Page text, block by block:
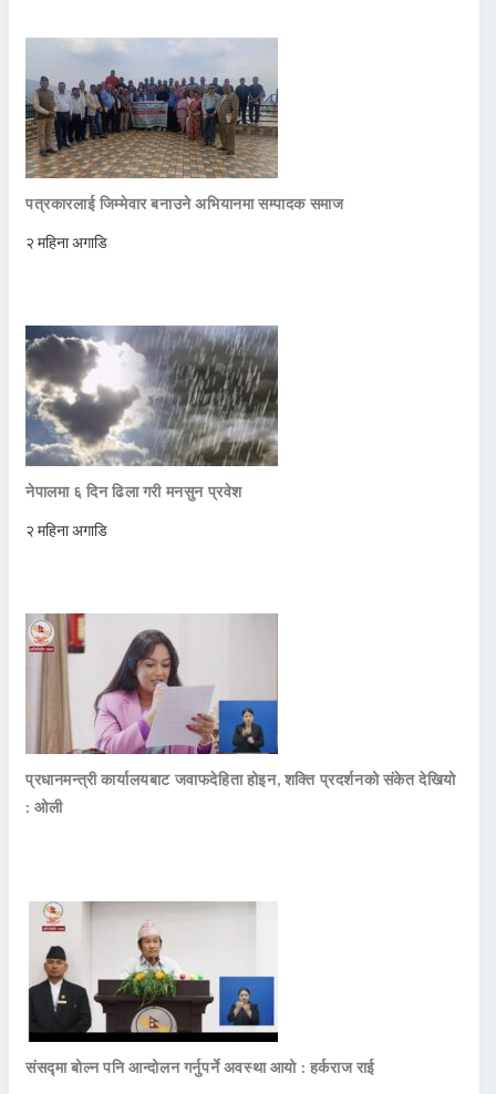
पत्रकारलाई जिम्मेवार बनाउने अभियानमा सम्पादक समाज
२ महिना अगाडि
नेपालमा ६ दिन ढिला गरी मनसुन प्रवेश
२ महिना अगाडि
प्रधानमन्त्री कार्यालयबाट जवाफदेहिता होइन, शक्ति प्रदर्शनको संकेत देखियो
: ओली
संसद्मा बोल्न पनि आन्दोलन गर्नुपर्ने अवस्था आयो : हर्कराज राई